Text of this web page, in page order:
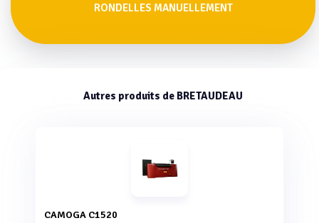
RONDELLES MANUELLEMENT
Autres produits de BRETAUDEAU
CAMOGA C1520